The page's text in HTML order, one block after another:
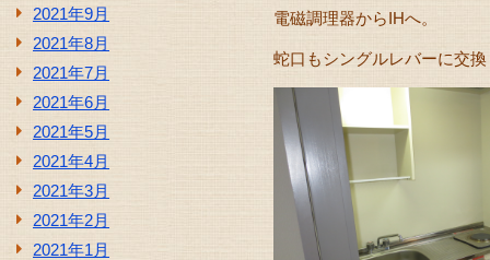
2021年9月
2021年8月
2021年7月
2021年6月
2021年5月
2021年4月
2021年3月
2021年2月
2021年1月
電磁調理器からIHへ。
蛇口もシングルレバーに交